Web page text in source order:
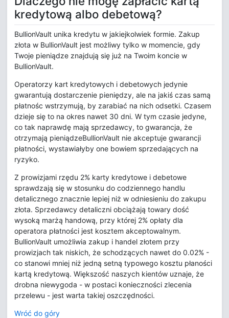
kredytową albo debetową?
BullionVault unika kredytu w jakiejkolwiek formie. Zakup
złota w BullionVault jest możliwy tylko w momencie, gdy
Twoje pieniądze znajdują się już na Twoim koncie w
BullionVault.
Operatorzy kart kredytowych i debetowych jedynie
gwarantują dostarczenie pieniędzy, ale na jakiś czas samą
płatnośc wstrzymują, by zarabiać na nich odsetki. Czasem
dzieje się to na okres nawet 30 dni. W tym czasie jedyne,
co tak naprawdę mają sprzedawcy, to gwarancja, że
otrzymają pieniądzeBullionVault nie akceptuje gwarancji
płatności, wystawiałyby one bowiem sprzedających na
ryzyko.
Z prowizjami rzędu 2% karty kredytowe i debetowe
sprawdzają się w stosunku do codziennego handlu
detalicznego znacznie lepiej niż w odniesieniu do zakupu
złota. Sprzedawcy detaliczni obciążają towary dość
wysoką marżą handową, przy której 2% opłaty dla
operatora płatności jest kosztem akceptowalnym.
BullionVault umożliwia zakup i handel złotem przy
prowizjach tak niskich, że schodzących nawet do 0.02% -
co stanowi mniej niż jedną setną typowego kosztu płaności
kartą kredytową. Większość naszych kientów uznaje, że
drobna niewygoda - w postaci konieczności zlecenia
przelewu - jest warta takiej oszczędności.
Wróć do góry